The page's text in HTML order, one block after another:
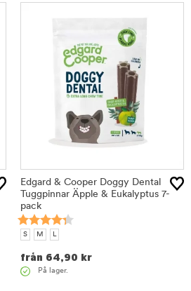
Edgard & Cooper Doggy Dental
Tuggpinnar Äpple & Eukalyptus 7-
pack
S M L
från 64,90 kr
På lager.